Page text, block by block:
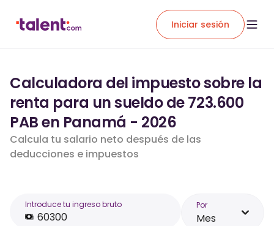
Iniciar sesión
Calculadora del impuesto sobre la
renta para un sueldo de 723.600
PAB en Panamá - 2026
Calcula tu salario neto después de las
deducciones e impuestos
Introduce tu ingreso bruto Por
Mes